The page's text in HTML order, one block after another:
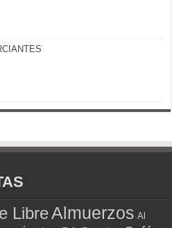
LibreAlmuerzos Al